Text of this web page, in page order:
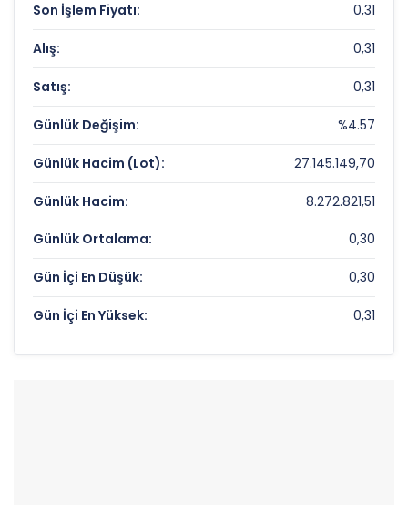
Son İşlem Fiyatı: 0,31
Alış: 0,31
Satış: 0,31
Günlük Değişim: %4.57
Günlük Hacim (Lot): 27.145.149,70
Günlük Hacim: 8.272.821,51
Günlük Ortalama: 0,30
Gün İçi En Düşük: 0,30
Gün İçi En Yüksek: 0,31